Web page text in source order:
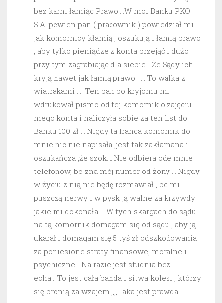
bez karni łamiąc Prawo….W moi Banku PKO
S.A. pewien pan ( pracownik ) powiedział mi
jak komornicy kłamią , oszukują i łamią prawo
, aby tylko pieniądze z konta przejąć i dużo
przy tym zagrabiając dla siebie….Że Sądy ich
kryją nawet jak łamią prawo ! ….To walka z
wiatrakami …. Ten pan po kryjomu mi
wdrukował pismo od tej komornik o zajęciu
mego konta i naliczyła sobie za ten list do
Banku 100 zł ….Nigdy ta franca komornik do
mnie nic nie napisała ,jest tak zakłamana i
oszukańcza ,że szok…..Nie odbiera ode mnie
telefonów, bo zna mój numer od żony ….Nigdy
w życiu z nią nie będę rozmawiał , bo mi
puszczą nerwy i w pysk ją walne za krzywdy
jakie mi dokonała ….W tych skargach do sądu
na tą komornik domagam się od sądu , aby ją
ukarał i domagam się 5 tyś zł odszkodowania
za poniesione straty finansowe, moralne i
psychiczne….Na razie jest studnia bez
echa….To jest cała banda i sitwa kolesi , którzy
się bronią za wzajem ,,,,Taka jest prawda….